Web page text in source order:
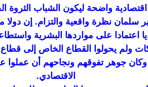
واضحة ليكون الشباب الثروة
نظرة واقعية والتزام. إن دولا مثل
اعتمادا على مواردها البشرية
ولم يحولوا القطاع الخاص إلى قطاع
جوهر تفوقهم ونجاحهم أن عملوا
الاقتصادي.